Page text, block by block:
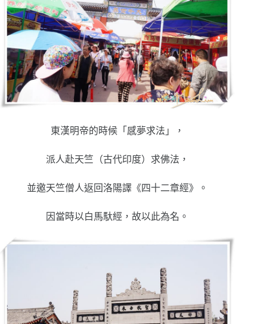
東漢明帝的時候「感夢求法」，
派人赴天竺（古代印度）求佛法，
並邀天竺僧人返回洛陽譯《四十二章經》。
因當時以白馬馱經，故以此為名。